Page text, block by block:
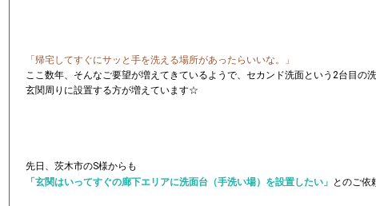
「帰宅してすぐにサッと手を洗える場所があったらいいな。」
ここ数年、そんなご要望が増えてきているようで、セカンド洗面という2台目の
玄関周りに設置する方が増えています☆
先日、茨木市のS様からも
「玄関はいってすぐの廊下エリアに洗面台（手洗い場）を設置したい」 とのご依